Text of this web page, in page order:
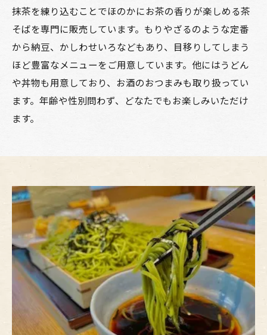
抹茶を練り込むことでほのかにお茶の香りが楽しめる茶
そばを専門に販売しています。もりやざるのような定番
から納豆、かしわせいろなどもあり、目移りしてしまう
ほど豊富なメニューをご用意しています。他にはうどん
や丼物も用意しており、お酒のおつまみも取り扱ってい
ます。年齢や性別問わず、どなたでもお楽しみいただけ
ます。